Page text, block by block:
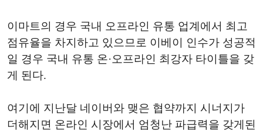
이마트의 경우 국내 오프라인 유통 업계에서 최고
점유율을 차지하고 있으므로 이베이 인수가 성공적
일 경우 국내 유통 온·오프라인 최강자 타이틀을 갖
게 된다.
여기에 지난달 네이버와 맺은 협약까지 시너지가
더해지면 온라인 시장에서 엄청난 파급력을 갖게된